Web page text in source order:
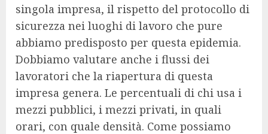
singola impresa, il rispetto del protocollo di
sicurezza nei luoghi di lavoro che pure
abbiamo predisposto per questa epidemia.
Dobbiamo valutare anche i flussi dei
lavoratori che la riapertura di questa
impresa genera. Le percentuali di chi usa i
mezzi pubblici, i mezzi privati, in quali
orari, con quale densità. Come possiamo